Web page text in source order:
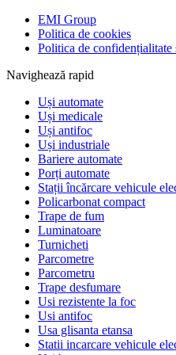
EMI Group
Politica de cookies
Politica de confidențialitate
Navighează rapid
Uși automate
Uși medicale
Uși antifoc
Uși industriale
Bariere automate
Porți automate
Stații încărcare vehicule
Policarbonat compact
Trape de fum
Luminatoare
Turnicheti
Parcometre
Parcometru
Trape desfumare
Usi rezistente la foc
Usi antifoc
Usa glisanta etansa
Statii incarcare vehicule